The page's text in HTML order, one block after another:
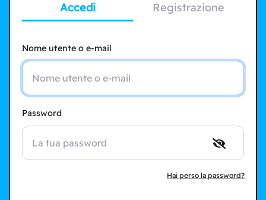
Accedi Registrazione
Nome utente o e-mail
Password
Hai perso la password?